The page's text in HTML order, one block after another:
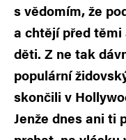
s vědomím, že
a chtějí před
děti. Z ne tak
populární
skončili v
Jenže dnes ani ti